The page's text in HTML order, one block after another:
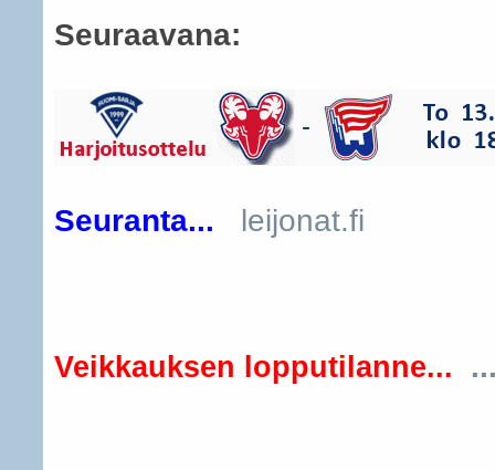
Seuraavana:
Seuranta... leijonat.fi
Veikkauksen lopputilanne...